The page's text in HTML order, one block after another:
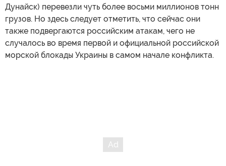
Дунайск) перевезли чуть более восьми миллионов тонн
грузов. Но здесь следует отметить, что сейчас они
также подвергаются российским атакам, чего не
случалось во время первой и официальной российской
морской блокады Украины в самом начале конфликта.